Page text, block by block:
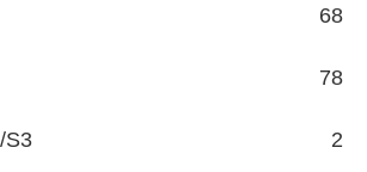
68
78
S3 2